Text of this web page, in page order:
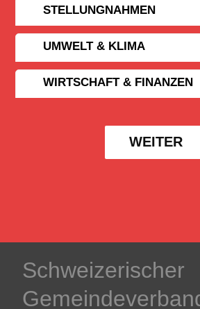
STELLUNGNAHMEN
UMWELT & KLIMA
WIRTSCHAFT & FINANZEN
WEITER
Schweizerischer